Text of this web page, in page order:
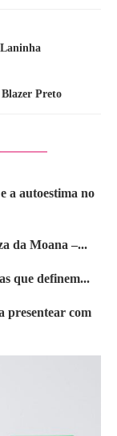
Preto
a autoestima no
da Moana –...
que definem...
presentear com